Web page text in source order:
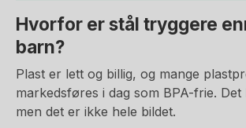
Hvorfor er stål tryggere
barn?
Plast er lett og billig, og mange
markedsføres i dag som BPA-frie.
men det er ikke hele bildet.